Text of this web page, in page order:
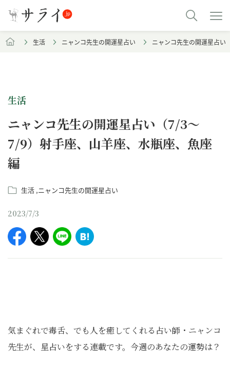
生活 ニャンコ先生の開運星占い ニャンコ先生の開運星占
生活
ニャンコ先生の開運星占い（7/3～
7/9）射手座、山羊座、水瓶座、魚座
編
生活 ニャンコ先生の開運星占い
2023/7/3
気まぐれで毒舌、でも人を癒してくれる占い師・ニャンコ
先生が、星占いをする連載です。今週のあなたの運勢は？